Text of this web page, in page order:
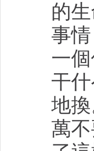
的
事
一
干
地
萬